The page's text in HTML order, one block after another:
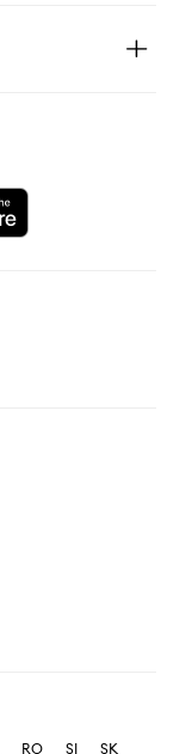
RO SI SK